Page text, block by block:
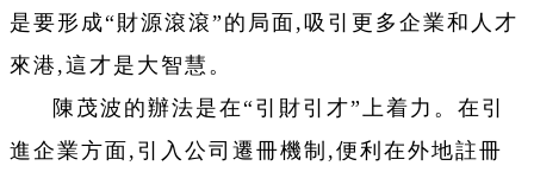
是要形成“財源滾滾”的局面,吸引更多企業和人才
來港,這才是大智慧。
陳茂波的辦法是在“引財引才”上着力。在引
進企業方面,引入公司遷冊機制,便利在外地註冊